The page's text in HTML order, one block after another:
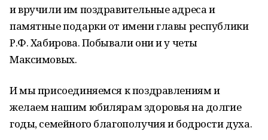
и вручили им поздравительные адреса и
памятные подарки от имени главы республики
Р.Ф. Хабирова. Побывали они и у четы
Максимовых.
И мы присоединяемся к поздравлениям и
желаем нашим юбилярам здоровья на долгие
годы, семейного благополучия и бодрости духа.